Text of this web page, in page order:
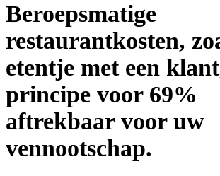
Beroepsmatige
restaurantkosten,
etentje met een
principe voor 69%
aftrekbaar voor uw
vennootschap.